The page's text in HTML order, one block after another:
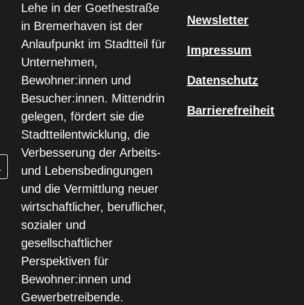
Lehe in der Goethestraße
in Bremerhaven ist der
Anlaufpunkt im Stadtteil für
Unternehmen,
Bewohner:innen und
Besucher:innen. Mittendrin
gelegen, fördert sie die
Stadtteilentwicklung, die
Verbesserung der Arbeits-
und Lebensbedingungen
und die Vermittlung neuer
wirtschaftlicher, beruflicher,
sozialer und
gesellschaftlicher
Perspektiven für
Bewohner:innen und
Gewerbetreibende.
Newsletter
Impressum
Datenschutz
Barrierefreiheit